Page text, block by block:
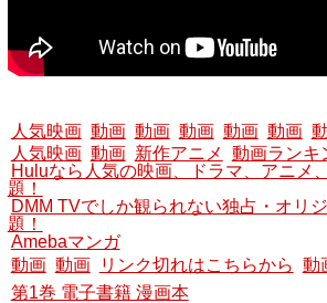
人気映画 動画 動画 動画 動画 動画
人気映画 動画 新作アニメ 動画ランキ
Huluなら人気の映画、ドラマ、アニメ
題！
DMM TVでしか観られない独占・オリ
題！
Amebaマンガ
動画 動画 リンク切れはこちらから 動
第1巻 電子書籍 漫画本